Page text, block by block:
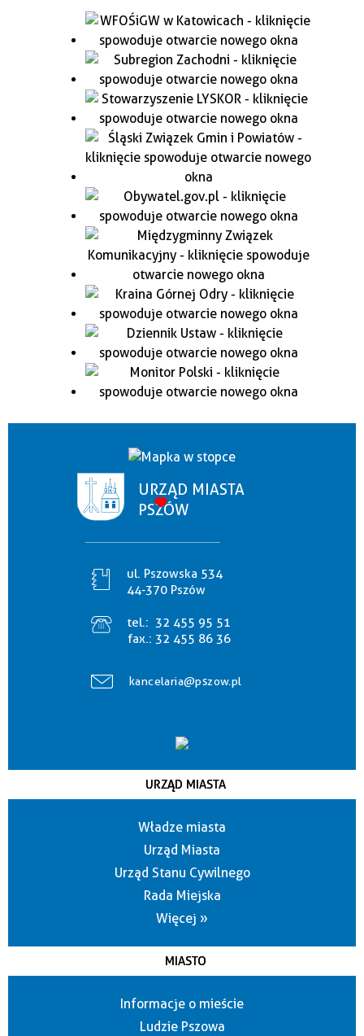
URZĄD MIASTA
PSZÓW
ul. Pszowska 534
44-370 Pszów
tel.: 32 455 95 51
fax.: 32 455 86 36
kancelaria@pszow.pl
URZĄD MIASTA
Władze miasta
Urząd Miasta
Urząd Stanu Cywilnego
Rada Miejska
Więcej »
MIASTO
Informacje o mieście
Ludzie Pszowa